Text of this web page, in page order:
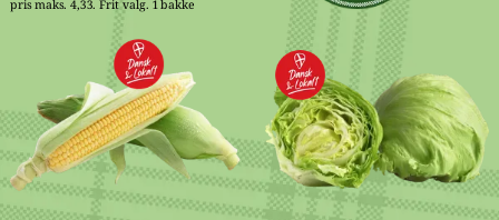
pris maks. 4,33. Frit valg. 1 bakke